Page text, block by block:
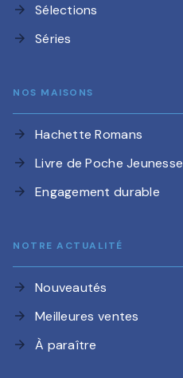
arrow_forward Sélections
arrow_forward Séries
NOS MAISONS
arrow_forward Hachette Romans
arrow_forward Livre de Poche Jeunesse
arrow_forward Engagement durable
NOTRE ACTUALITÉ
arrow_forward Nouveautés
arrow_forward Meilleures ventes
arrow_forward À paraître